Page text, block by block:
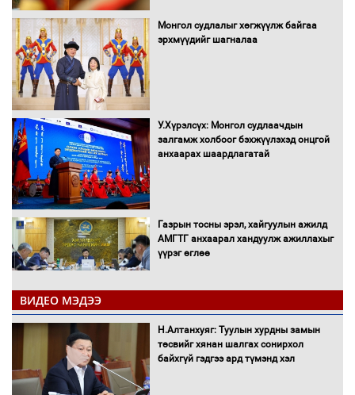
Монгол судлалыг хөгжүүлж байгаа
эрхмүүдийг шагналаа
У.Хүрэлсүх: Монгол судлаачдын
залгамж холбоог бэхжүүлэхэд онцгой
анхаарах шаардлагатай
Газрын тосны эрэл, хайгуулын ажилд
АМГТГ анхаарал хандуулж ажиллахыг
үүрэг өглөө
Н.Номтойбаяр: Орон нутаг хөгжихөд
чөдөр болж буй хууль, эрхзүйн орчныг
шинэчилнэ
ВИДЕО МЭДЭЭ
Н.Алтанхуяг: Туулын хурдны замын
төсвийг хянан шалгах сонирхол
байхгүй гэдгээ ард түмэнд хэл